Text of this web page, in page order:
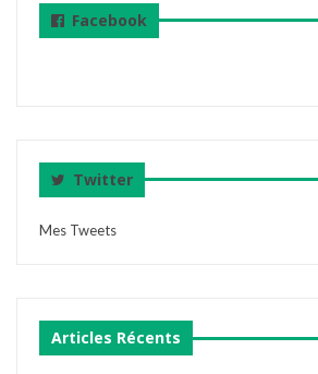
Facebook
Twitter
Mes Tweets
Articles Récents